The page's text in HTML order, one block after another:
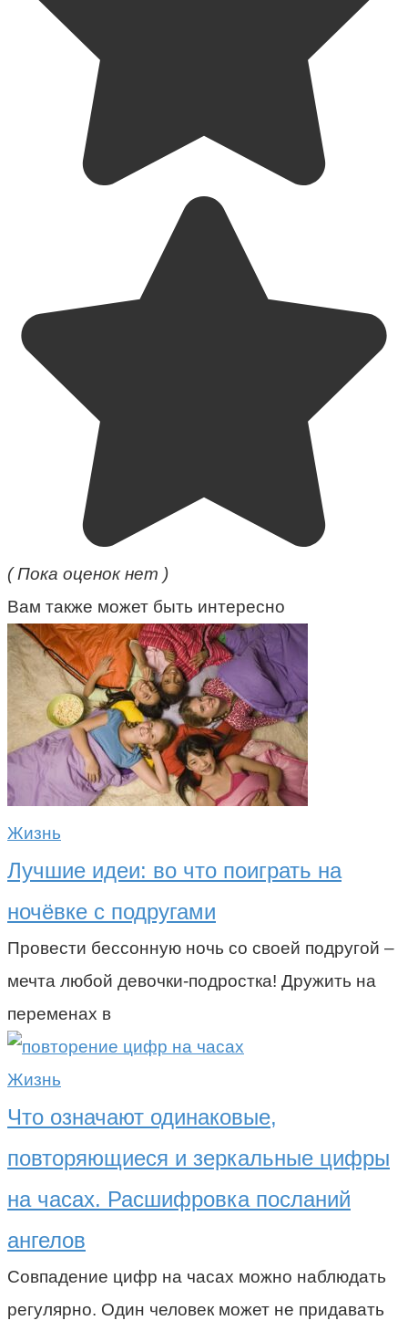
( Пока оценок нет )
Вам также может быть интересно
Жизнь
Лучшие идеи: во что поиграть на
ночёвке с подругами
Провести бессонную ночь со своей подругой –
мечта любой девочки-подростка! Дружить на
переменах в
Жизнь
Что означают одинаковые,
повторяющиеся и зеркальные цифры
на часах. Расшифровка посланий
ангелов
Совпадение цифр на часах можно наблюдать
регулярно. Один человек может не придавать